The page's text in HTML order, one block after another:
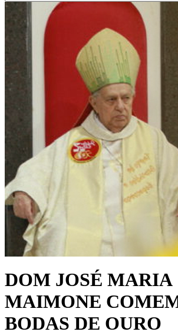
DOM JOSÉ MARIA
MAIMONE
BODAS DE OURO